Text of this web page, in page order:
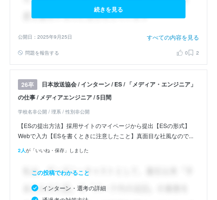
続きを見る
公開日：2025年9月25日 すべての内容を見る
問題を報告する 0 2
26卒
日本放送協会 / インターン / ES / 「メディア・エンジニア」
の仕事 / メディアエンジニア / 5日間
学校名非公開 / 理系 / 性別非公開
【ESの提出方法】採用サイトのマイページから提出【ESの形式】
Webで入力【ESを書くときに注意したこと】真面目な社風なので...
2人が「いいね・保存」しました
この投稿でわかること
インターン・選考の詳細